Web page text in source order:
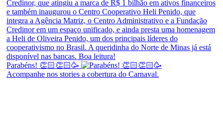
Parabéns! 👏🏻👏🏻🥳
Acompanhe nos stories a cobertura do Carnaval.